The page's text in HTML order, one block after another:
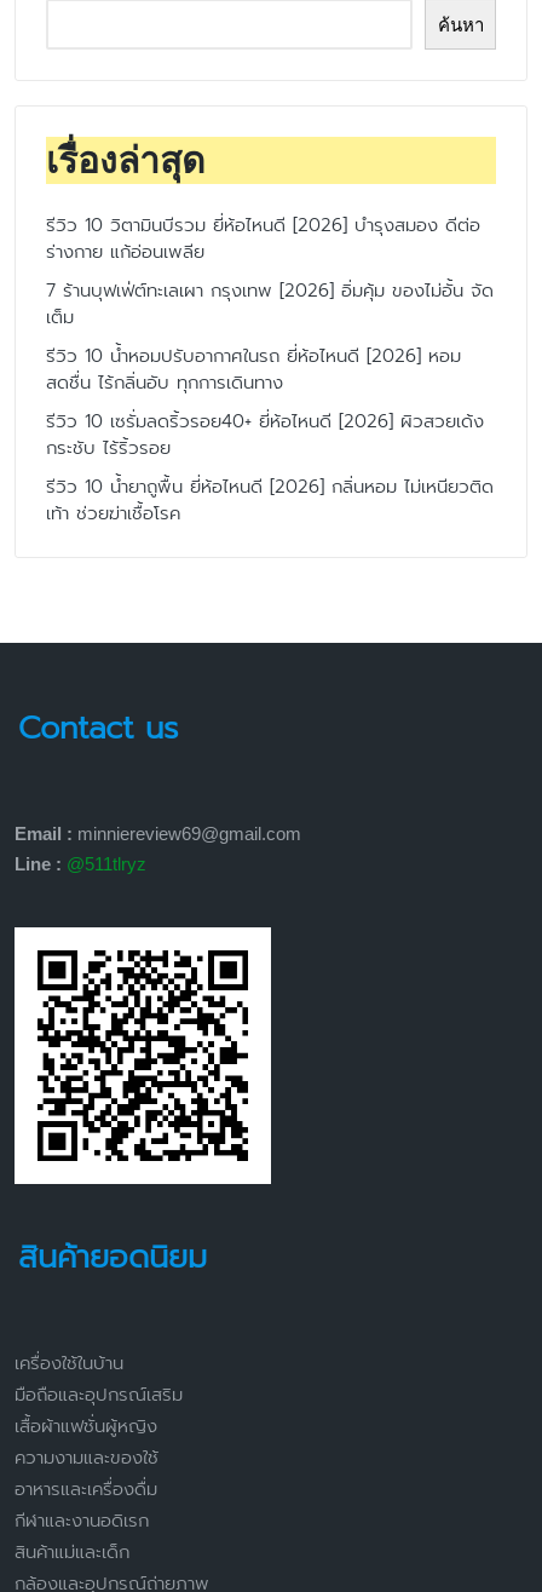
ค้นหา
เรื่องล่าสุด
รีวิว 10 วิตามินบีรวม ยี่ห้อไหนดี [2026] บำรุงสมอง ดีต่อ
ร่างกาย แก้อ่อนเพลีย
7 ร้านบุฟเฟ่ต์ทะเลเผา กรุงเทพ [2026] อิ่มคุ้ม ของไม่อั้น จัด
เต็ม
รีวิว 10 น้ำหอมปรับอากาศในรถ ยี่ห้อไหนดี [2026] หอม
สดชื่น ไร้กลิ่นอับ ทุกการเดินทาง
รีวิว 10 เซรั่มลดริ้วรอย40+ ยี่ห้อไหนดี [2026] ผิวสวยเด้ง
กระชับ ไร้ริ้วรอย
รีวิว 10 น้ำยาถูพื้น ยี่ห้อไหนดี [2026] กลิ่นหอม ไม่เหนียวติด
เท้า ช่วยฆ่าเชื้อโรค
Contact us
Email : minniereview69@gmail.com
Line : @511tlryz
สินค้ายอดนิยม
เครื่องใช้ในบ้าน
มือถือและอุปกรณ์เสริม
เสื้อผ้าแฟชั่นผู้หญิง
ความงามและของใช้
อาหารและเครื่องดื่ม
กีฬาและงานอดิเรก
สินค้าแม่และเด็ก
กล้องและอุปกรณ์ถ่ายภาพ